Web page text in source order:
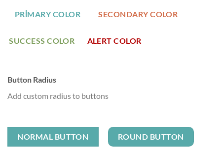
PRIMARY COLOR SECONDARY COLOR
SUCCESS COLOR ALERT COLOR
Button Radius
Add custom radius to buttons
NORMAL BUTTON ROUND BUTTON